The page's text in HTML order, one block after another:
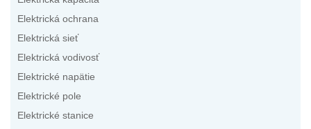
Elektrická ochrana
Elektrická sieť
Elektrická vodivosť
Elektrické napätie
Elektrické pole
Elektrické stanice